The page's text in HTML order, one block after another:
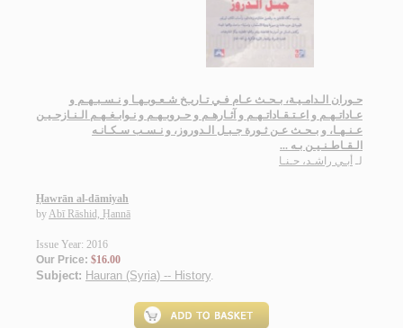
حـوران الـدامـيـة، بـحـث عـام فـي تـاريـخ شـعـوبـهـا و نـسـبـهـم و
عـاداتـهـم و اعـتـقـاداتـهـم و آثـارهـم و حـروبـهـم و نـوابـغـهـم الـنـازحـيـن
عـنـهـا، و بـحـث عـن ثـورة جـبـل الـدوروز، و نـسـب سـكـانـه
الـقـاطـنـيـن بـه ...
لـ أبـي راشـد، حـنـا
Ḥawrān al-dāmiyah
byAbī Rāshid, Ḥannā
Issue Year: 2016
Our Price: $16.00
Subject: Hauran (Syria) -- History.